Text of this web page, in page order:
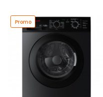
Promo